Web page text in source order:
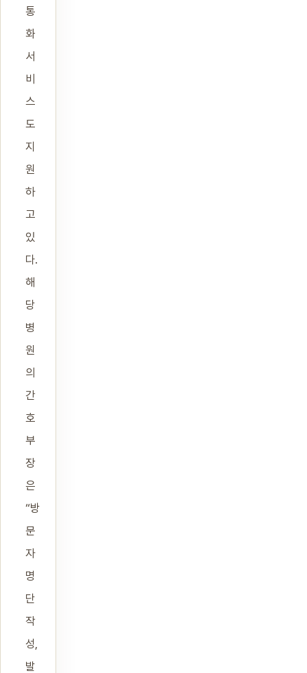
통
화
서
비
스
도
지
원
하
고
있
다.
해
당
병
원
의
간
호
부
장
은
“방
문
자
명
단
작
성,
발